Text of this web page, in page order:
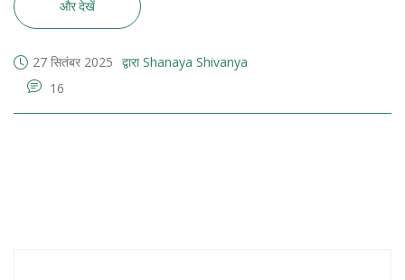
और देखें
27 सितंबर 2025 द्वारा Shanaya Shivanya
16